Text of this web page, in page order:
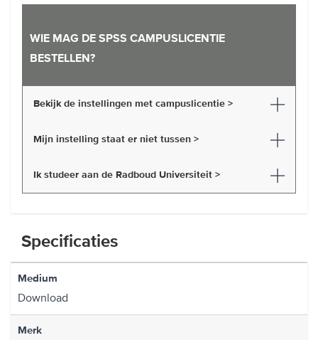
WIE MAG DE SPSS CAMPUSLICENTIE
BESTELLEN?
Bekijk de instellingen met campuslicentie >
Mijn instelling staat er niet tussen >
Ik studeer aan de Radboud Universiteit >
Specificaties
Medium
Download
Merk